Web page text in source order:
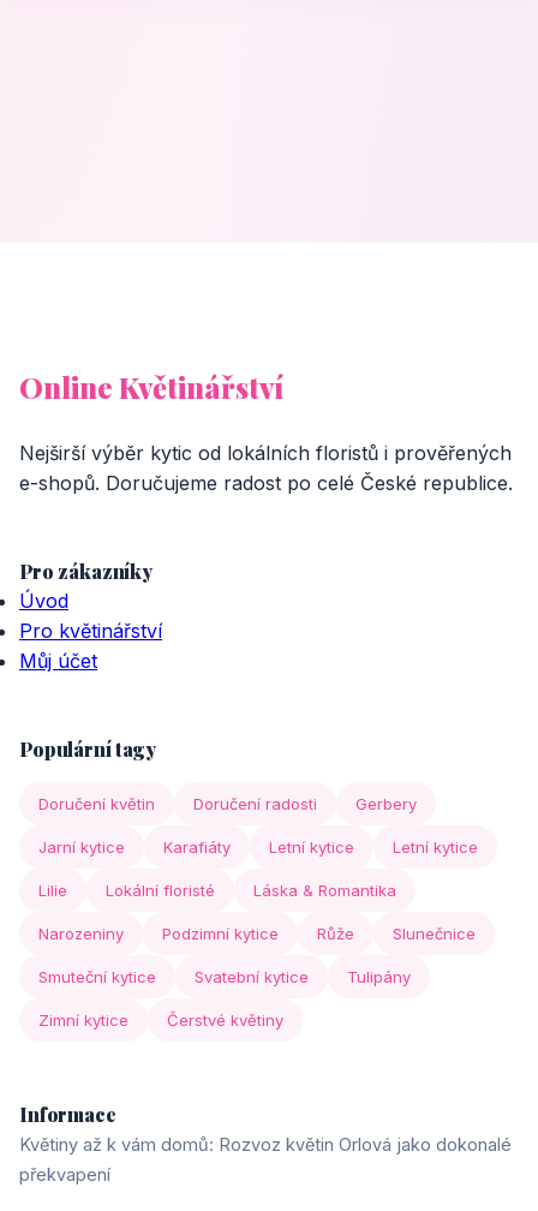
Online Květinářství
Nejširší výběr kytic od lokálních floristů i prověřených
e-shopů. Doručujeme radost po celé České republice.
Pro zákazníky
Úvod
Pro květinářství
Můj účet
Populární tagy
Doručení květin Doručení radosti Gerbery
Jarní kytice Karafiáty Letní kytice Letní kytice
Lilie Lokální floristé Láska & Romantika
Narozeniny Podzimní kytice Růže Slunečnice
Smuteční kytice Svatební kytice Tulipány
Zimní kytice Čerstvé květiny
Informace
Květiny až k vám domů: Rozvoz květin Orlová jako dokonalé
překvapení